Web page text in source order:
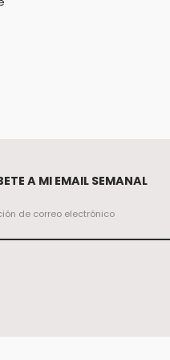
A MI EMAIL SEMANAL